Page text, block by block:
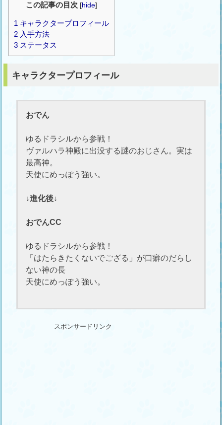
この記事の目次 [hide]
1 キャラクタープロフィール
2 入手方法
3 ステータス
キャラクタープロフィール
おでん
ゆるドラシルから参戦！
ヴァルハラ神殿に出没する謎のおじさん。実は
最高神。
天使にめっぽう強い。
↓進化後↓
おでんCC
ゆるドラシルから参戦！
「はたらきたくないでござる」が口癖のだらし
ない神の長
天使にめっぽう強い。
スポンサードリンク